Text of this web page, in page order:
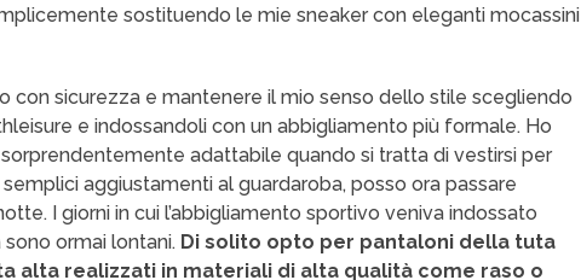
sostituendo le mie sneaker con eleganti mocassini
con sicurezza e mantenere il mio senso dello stile scegliendo
e indossandoli con un abbigliamento più formale. Ho
adattabile quando si tratta di vestirsi per
aggiustamenti al guardaroba, posso ora passare
I giorni in cui l’abbigliamento sportivo veniva indossato
ormai lontani. Di solito opto per pantaloni della tuta
alta realizzati in materiali di alta qualità come raso o